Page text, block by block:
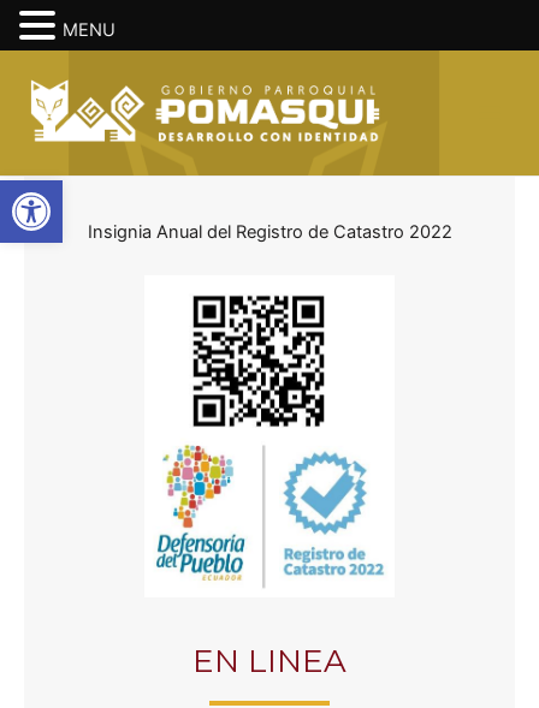
Abrir barra de herramientas
contenido
Insignia Anual del Registro de Catastro 2022
EN LINEA
MENU